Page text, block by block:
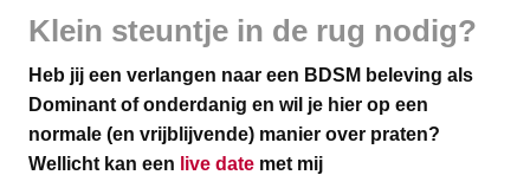
Klein steuntje in de rug nodig?
Heb jij een verlangen naar een BDSM beleving als
Dominant of onderdanig en wil je hier op een
normale (en vrijblijvende) manier over praten?
Wellicht kan een live date met mij